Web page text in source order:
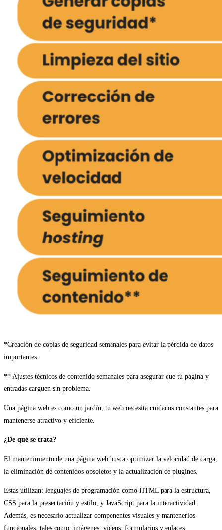
*Creación de copias de seguridad semanales para evitar la pérdida de datos
importantes.
** Ajustes técnicos de contenido semanales para asegurar que tu página y
entradas carguen sin problema.
Una página web es como un jardín, tu web necesita cuidados constantes para
mantenerse atractivo y eficiente.
¿De qué se trata?
El mantenimiento de una página web busca optimizar la velocidad de carga,
la eliminación de contenidos obsoletos y la actualización de plugines.
Estas utilizan: lenguajes de programación como HTML para la estructura,
CSS para la presentación y estilo, y JavaScript para la interactividad.
Además, es necesario actualizar componentes visuales y mantenerlos
funcionales, tales como: imágenes, videos, formularios y enlaces.